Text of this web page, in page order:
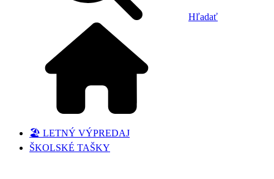
Hľadať
🏖️ LETNÝ VÝPREDAJ
ŠKOLSKÉ TAŠKY